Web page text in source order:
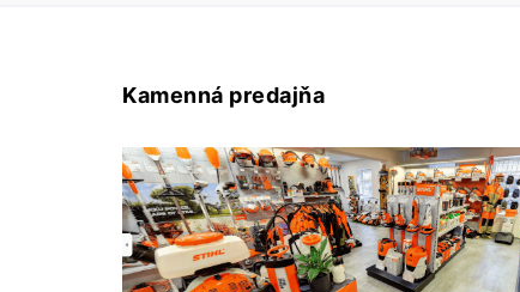
Kamenná predajňa